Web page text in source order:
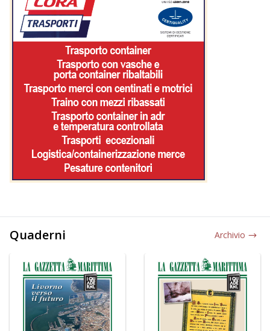
Quaderni Archivio